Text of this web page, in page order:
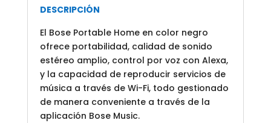
DESCRIPCIÓN
El Bose Portable Home en color negro
ofrece portabilidad, calidad de sonido
estéreo amplio, control por voz con Alexa,
y la capacidad de reproducir servicios de
música a través de Wi-Fi, todo gestionado
de manera conveniente a través de la
aplicación Bose Music.